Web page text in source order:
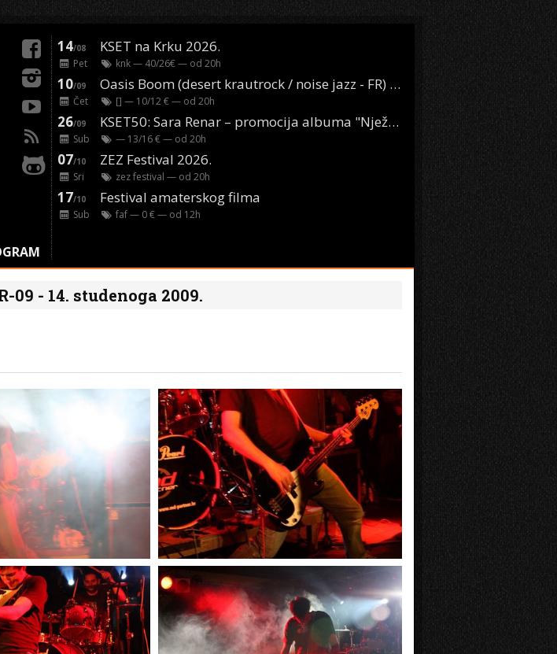
14/08 KSET na Krku 2026.
Pet knk— 40/26€ — od 20h
10/09 Oasis Boom (desert krautrock / noise jazz - FR) @ KONTEJNER
Čet [] — 10/12 € — od 20h
26/09 KSET50: Sara Renar – promocija albuma "Nježne riječi" @ Močvara
Sub — 13/16 € — od 20h
07/10 ZEZ Festival 2026.
Sri zez festival — od 20h
17/10 Festival amaterskog filma
Sub faf— 0 € — od 12h
09 - 14. studenoga 2009.